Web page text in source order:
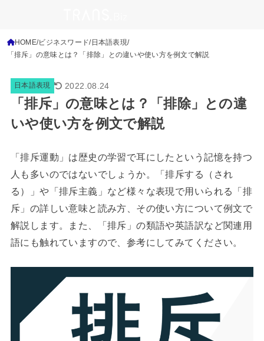
HOME ビジネスワード 日本語表現
「排斥」の意味とは？「排除」との違いや使い方を例文で解説
日本語表現 2022.08.24
「排斥」の意味とは？「排除」との違
いや使い方を例文で解説
「排斥運動」は歴史の学習で耳にしたという記憶を持つ
人も多いのではないでしょうか。「排斥する（され
る）」や「排斥主義」など様々な表現で用いられる「排
斥」の詳しい意味と読み方、その使い方について例文で
解説します。また、「排斥」の類語や英語訳など関連用
語にも触れていますので、参考にしてみてください。